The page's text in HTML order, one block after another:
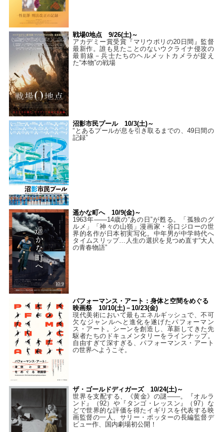
戦場0地点 9/26(土)～
アカデミー賞受賞『マリウポリの20日間』監督
最新作。誰も見たことのないウクライナ侵攻の
最前線－兵士たちのヘルメットカメラが捉え
た“本物”の戦場
沼影市民プール 10/3(土)～
“とあるプールが息を引き取るまでの、49日間の
記録”
遥かな町へ 10/9(金)～
1963年――14歳の“あの日”が甦る。「孤独のグ
ルメ」「神々の山嶺」漫画家・谷口ジローの世
界的名作が日本初実写化。中年男が中学時代へ
タイムスリップ…人生の選択を見つめ直す“大人
の青春物語”
パフォーマンス・アート：身体と空間をめぐる
映画祭 10/10(土)－10/23(金)
現代美術において最もエネルギッシュで、不可
欠なジャンルへと進化を遂げたパフォーマン
ス・アート。シーンを創造し、革新してきた先
駆者たちのドキュメンタリーをラインナップ。
自由すぎて深すぎる、パフォーマンス・アート
の世界へようこそ。
ザ・ゴールドディガーズ 10/24(土)～
世界を支配する、《黄金》の謎――。『オルラ
ンド』（92）や『タンゴ・レッスン』（97）な
どで世界的な評価を得たイギリスを代表する映
画監督の一人、サリー・ポッターの長編監督デ
ビュー作、国内劇場初公開！